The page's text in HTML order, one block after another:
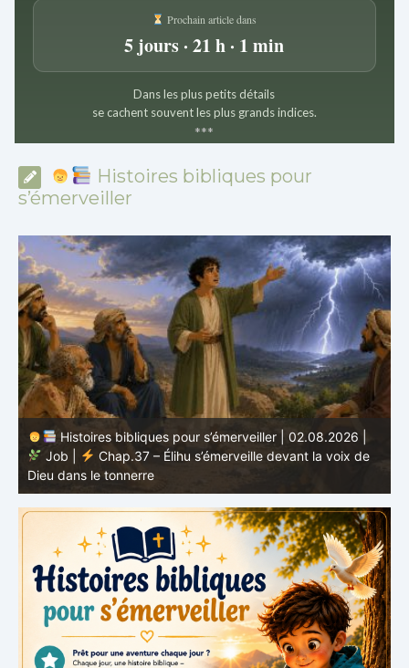
Prochain article dans
5 jours · 21 h · 1 min
Dans les plus petits détails
se cachent souvent les plus grands indices.
***
Histoires bibliques pour
s’émerveiller
Histoires bibliques pour s’émerveiller | 01.08.2026 |
Job |
Chap.36 – Élihu continue de parler de la
grandeur de Dieu